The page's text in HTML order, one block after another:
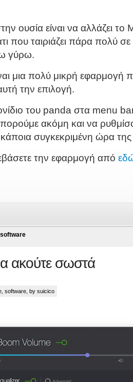
ουσία είναι να αλλάζει
που ταιριάζει πάρα πολύ σε
γύρω.
μια πολύ μικρή εφαρμογή
την επιλογή.
του panda στα menu
ακόμη και να
κάποια συγκεκριμένη ώρα
την εφαρμογή από
software
ακούτε σωστά
software , by suicico